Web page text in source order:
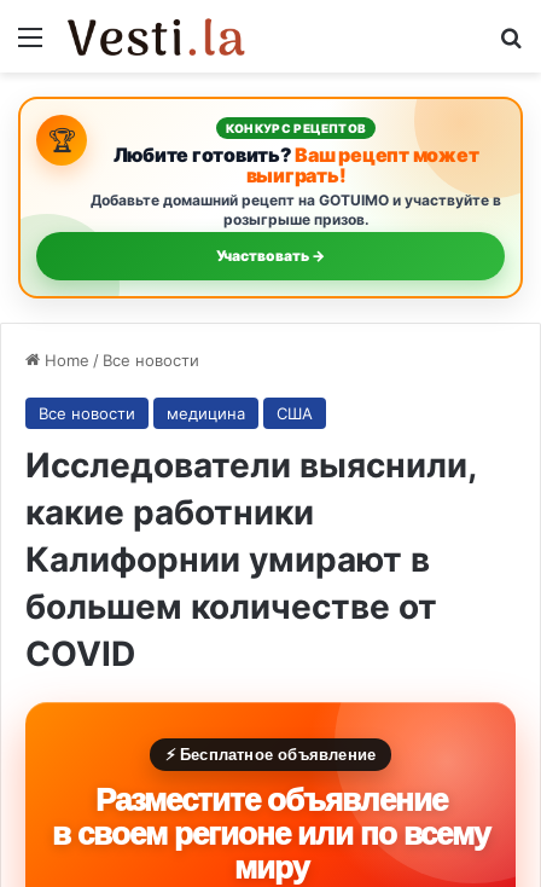
Menu
🏆 КОНКУРС РЕЦЕПТОВ
Любите готовить?Ваш рецепт может
выиграть!
Добавьте домашний рецепт на GOTUIMO и участвуйте в
розыгрыше призов.
Участвовать →
Home / Все новости
Все новости медицина США
Исследователи выяснили,
какие работники
Калифорнии умирают в
большем количестве от
COVID
⚡ Бесплатное объявление
Разместите объявление
в своем регионе или по всему
миру